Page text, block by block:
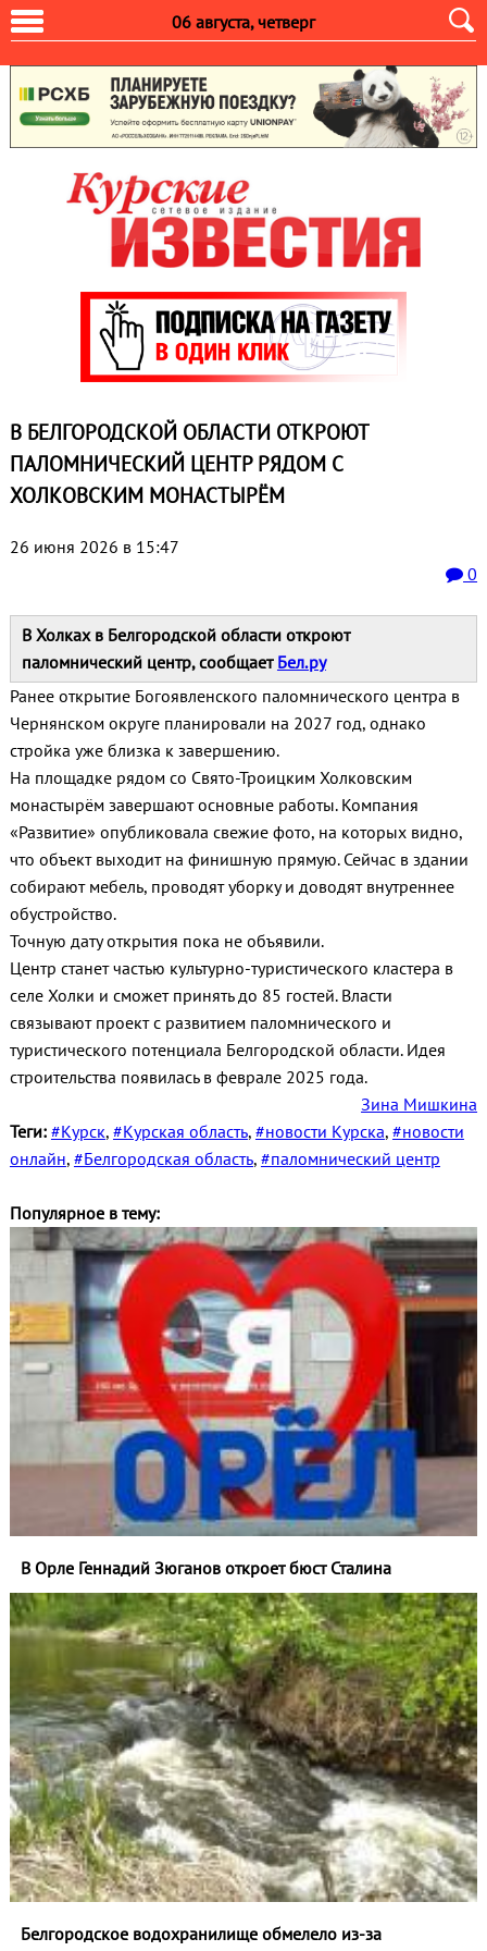
06 августа, четверг
В БЕЛГОРОДСКОЙ ОБЛАСТИ ОТКРОЮТ
ПАЛОМНИЧЕСКИЙ ЦЕНТР РЯДОМ С
ХОЛКОВСКИМ МОНАСТЫРЁМ
26 июня 2026 в 15:47
0
В Холках в Белгородской области откроют
паломнический центр, сообщает Бел.ру
Ранее открытие Богоявленского паломнического центра в
Чернянском округе планировали на 2027 год, однако
стройка уже близка к завершению.
На площадке рядом со Свято-Троицким Холковским
монастырём завершают основные работы. Компания
«Развитие» опубликовала свежие фото, на которых видно,
что объект выходит на финишную прямую. Сейчас в здании
собирают мебель, проводят уборку и доводят внутреннее
обустройство.
Точную дату открытия пока не объявили.
Центр станет частью культурно-туристического кластера в
селе Холки и сможет принять до 85 гостей. Власти
связывают проект с развитием паломнического и
туристического потенциала Белгородской области. Идея
строительства появилась в феврале 2025 года.
Зина Мишкина
Теги: #Курск, #Курская область, #новости Курска, #новости
онлайн, #Белгородская область, #паломнический центр
Популярное в тему:
В Орле Геннадий Зюганов откроет бюст Сталина
Белгородское водохранилище обмелело из-за